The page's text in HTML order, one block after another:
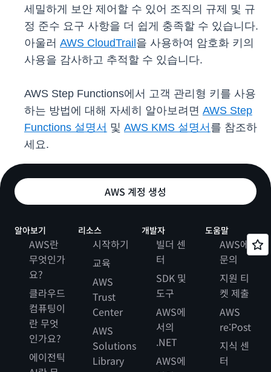
세밀하게 보안 제어할 수 있어 조직의 규제 및 규
정 준수 요구 사항을 더 쉽게 충족할 수 있습니다.
아울러 AWS CloudTrail 을 사용하여 암호화 키의
사용을 감사하고 추적할 수 있습니다.
AWS Step Functions에서 고객 관리형 키를 사용
하는 방법에 대해 자세히 알아보려면 AWS Step
Functions 설명서 및 AWS KMS 설명서 를 참조하
세요.
AWS 계정 생성
알아보기
AWS란
무엇인가
요?
클라우드
컴퓨팅이
란 무엇
인가요?
에이전틱
리소스
시작하기
교육
AWS
Trust
Center
AWS
Solutions
Library
개발자
빌더 센
터
SDK 및
도구
AWS에
서의
.NET
AWS에
도움말
AWS에
문의
지원 티
켓 제출
AWS
re:Post
지식 센
터